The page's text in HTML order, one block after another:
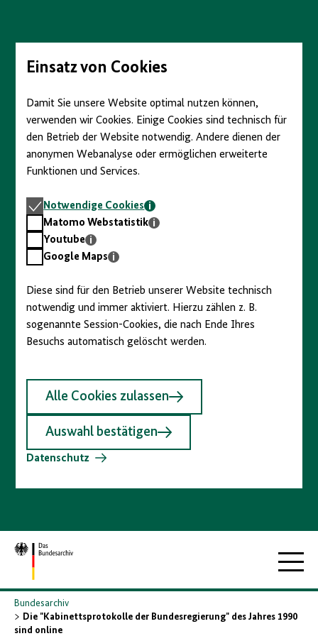
Seiteninhalt
springenEinsatz von Cookies
Damit Sie unsere Website optimal nutzen können,
verwenden wir Cookies. Einige Cookies sind technisch für
den Betrieb der Website notwendig. Andere dienen der
anonymen Webanalyse oder ermöglichen erweiterte
Funktionen und Services.
Notwendige
Cookies
Notwendige Cookies
Matomo
Webstatistik
Matomo Webstatistik
Youtube
Youtube
GoogleGoogle Maps
Diese sind für den Betrieb unserer Website technisch
notwendig und immer aktiviert. Hierzu zählen z. B.
sogenannte Session-Cookies, die nach Ende Ihres
Besuchs automatisch gelöscht werden.
Alle Cookies zulassen
Auswahl bestätigen
Datenschutz
Zur
Startseite
Bundesarchiv
Die "Kabinettsprotokolle der Bundesregierung" des Jahres 1990
sind online